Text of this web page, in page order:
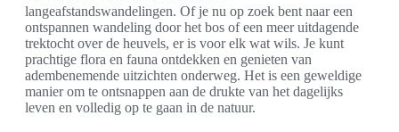
langeafstandswandelingen. Of je nu op zoek bent naar een
ontspannen wandeling door het bos of een meer uitdagende
trektocht over de heuvels, er is voor elk wat wils. Je kunt
prachtige flora en fauna ontdekken en genieten van
adembenemende uitzichten onderweg. Het is een geweldige
manier om te ontsnappen aan de drukte van het dagelijks
leven en volledig op te gaan in de natuur.